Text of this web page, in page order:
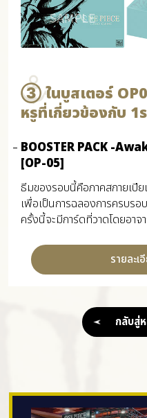
③ ในบูสเตอร์
หรูที่เกี่ยวข้องกับ
BOOSTER PACK -
[OP-05]
ธีมของรอบนี้คือภาคสกายเปี
เพื่อเป็นการฉลองการครบร
ครั้งนี้จะมีการ์ดที่วาดโดยอา
รายละเ
กลับสู่